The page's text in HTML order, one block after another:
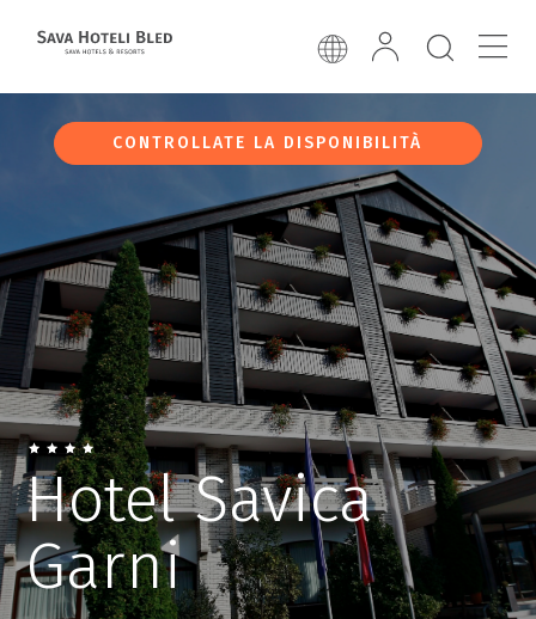
CONTROLLATE LA DISPONIBILITÀ
Hotel Savica
Garni